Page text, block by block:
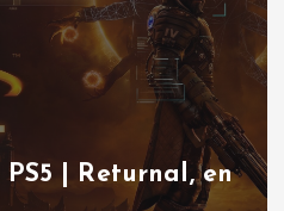
PS5 | Returnal, en